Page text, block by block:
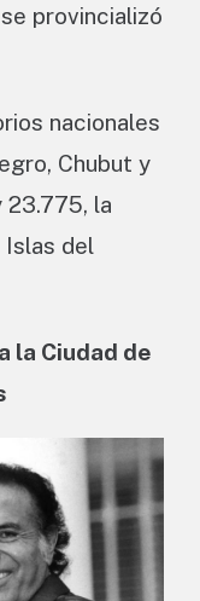
provincializó
nacionales
Chubut y
23.775, la
Islas del
la Ciudad de